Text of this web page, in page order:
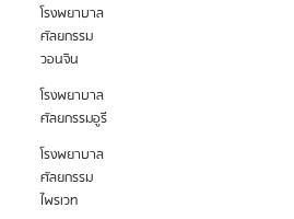
โรงพยาบาล
ศัลยกรรม
วอนจิน
โรงพยาบาล
ศัลยกรรมอูรี
โรงพยาบาล
ศัลยกรรม
ไพรเวท